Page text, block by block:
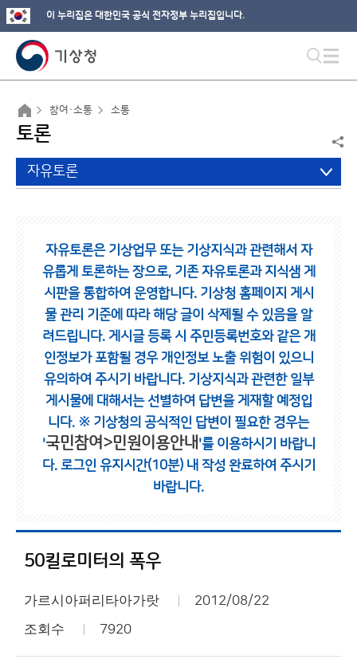
이 누리집은 대한민국 공식 전자정부 누리집입니다.
참여·소통 소통
토론
자유토론
자유토론은 기상업무 또는 기상지식과 관련해서 자
유롭게 토론하는 장으로, 기존 자유토론과 지식샘 게
시판을 통합하여 운영합니다. 기상청 홈페이지 게시
물 관리 기준에 따라 해당 글이 삭제될 수 있음을 알
려드립니다. 게시글 등록 시 주민등록번호와 같은 개
인정보가 포함될 경우 개인정보 노출 위험이 있으니
유의하여 주시기 바랍니다. 기상지식과 관련한 일부
게시물에 대해서는 선별하여 답변을 게재할 예정입
니다. ※ 기상청의 공식적인 답변이 필요한 경우는
'국민참여>민원이용안내 '를 이용하시기 바랍니
다. 로그인 유지시간(10분) 내 작성 완료하여 주시기
바랍니다.
50킬로미터의 폭우
가르시아퍼리타아가랏 2012/08/22
조회수 7920